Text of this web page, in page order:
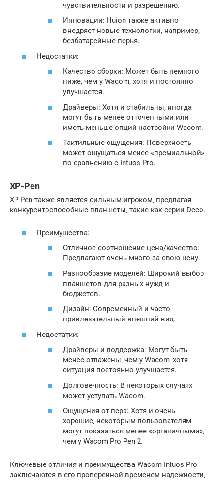
чувствительности и разрешению.
Инновации: Huion также активно
внедряет новые технологии‚ например‚
безбатарейные перья.
Недостатки:
Качество сборки: Может быть немного
ниже‚ чем у Wacom‚ хотя и постоянно
улучшается.
Драйверы: Хотя и стабильны‚ иногда
могут быть менее отточенными или
иметь меньше опций настройки Wacom.
Тактильные ощущения: Поверхность
может ощущаться менее «премиальной»
по сравнению с Intuos Pro.
XP-Pen
XP-Pen также является сильным игроком‚ предлагая
конкурентоспособные планшеты‚ такие как серии Deco.
Преимущества:
Отличное соотношение цена/качество:
Предлагают очень много за свою цену.
Разнообразие моделей: Широкий выбор
планшетов для разных нужд и
бюджетов.
Дизайн: Современный и часто
привлекательный внешний вид.
Недостатки:
Драйверы и поддержка: Могут быть
менее отлажены‚ чем у Wacom‚ хотя
ситуация постоянно улучшается.
Долговечность: В некоторых случаях
может уступать Wacom.
Ощущения от пера: Хотя и очень
хорошие‚ некоторым пользователям
могут показаться менее «органичными»‚
чем у Wacom Pro Pen 2.
Ключевые отличия и преимущества Wacom Intuos Pro
заключаются в его проверенной временем надежности‚